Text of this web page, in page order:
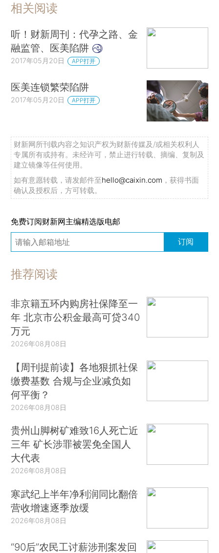
相关阅读
听！财新周刊：代孕之路、金
融监管、医美陷阱
2017年05月20日 APP打开
医美连锁繁荣陷阱
2017年05月20日 APP打开
财新网所刊载内容之知识产权为财新传媒及/或相关权利人
专属所有或持有。未经许可，禁止进行转载、摘编、复制及
建立镜像等任何使用。
如有意愿转载，请发邮件至hello@caixin.com ，获得书面
确认及授权后，方可转载。
免费订阅财新网主编精选版电邮
订阅
推荐阅读
非京籍五环内购房社保降至一
年 北京市公积金最高可贷340
万元
2026年08月08日
【周刊提前读】各地狠抓社保
缴费基数 合规与企业减负如
何平衡？
2026年08月08日
贵州山脚树矿难致16人死亡近
三年 矿长涉罪被罢免全国人
大代表
2026年08月08日
寒武纪上半年净利润同比翻倍
营收增速逐季放缓
2026年08月08日
“90后”农民工讨薪涉刑案发回